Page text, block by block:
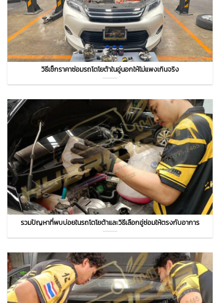
วิธีเช็กราคาซ่อมรถโตโยต้าในอู่นอกให้ไม่แพงเกินจริง
รวมปัญหาที่พบบ่อยในรถโตโยต้าและวิธีเลือกอู่ซ่อมให้ตรงกับอาการ